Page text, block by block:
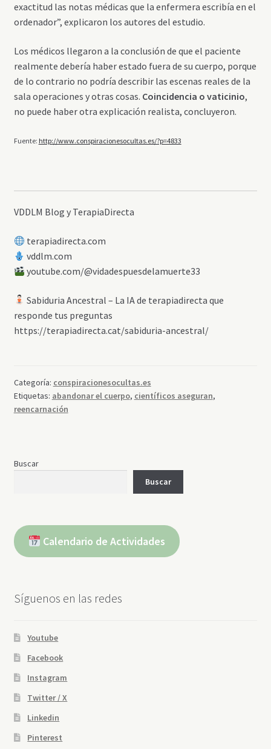
exactitud las notas médicas que la enfermera escribía en el
ordenador”, explicaron los autores del estudio.
Los médicos llegaron a la conclusión de que el paciente
realmente debería haber estado fuera de su cuerpo, porque
de lo contrario no podría describir las escenas reales de la
sala operaciones y otras cosas. Coincidencia o vaticinio,
no puede haber otra explicación realista, concluyeron.
Fuente: http://www.conspiracionesocultas.es/?p=4833
VDDLM Blog y TerapiaDirecta
terapiadirecta.com
vddlm.com
youtube.com/@vidadespuesdelamuerte33
Sabiduria Ancestral – La IA de terapiadirecta que
responde tus preguntas
https://terapiadirecta.cat/sabiduria-ancestral/
Categoría: conspiracionesocultas.es
Etiquetas: abandonar el cuerpo, científicos aseguran,
reencarnación
Buscar
Buscar
Calendario de Actividades
Síguenos en las redes
Youtube
Facebook
Instagram
Twitter / X
Linkedin
Pinterest